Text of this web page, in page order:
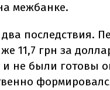
межбанке.
последствия.
11,7 грн за
не были готовы